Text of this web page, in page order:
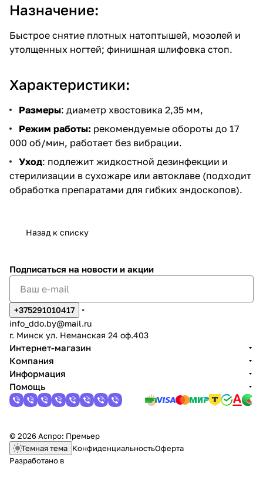
Назначение:
Быстрое снятие плотных натоптышей, мозолей и
утолщенных ногтей; финишная шлифовка стоп.
Характеристики:
Размеры: диаметр хвостовика 2,35 мм,
Режим работы: рекомендуемые обороты до 17
000 об/мин, работает без вибрации.
Уход: подлежит жидкостной дезинфекции и
стерилизации в сухожаре или автоклаве (подходит
обработка препаратами для гибких эндоскопов).
Назад к списку
Подписаться на новости и акции
+375291010417
info_ddo.by@mail.ru
г. Минск ул. Неманская 24 оф.403
Интернет-магазин
Компания
Информация
Помощь
© 2026 Аспро: Премьер
Темная тема КонфиденциальностьОферта
Разработано в